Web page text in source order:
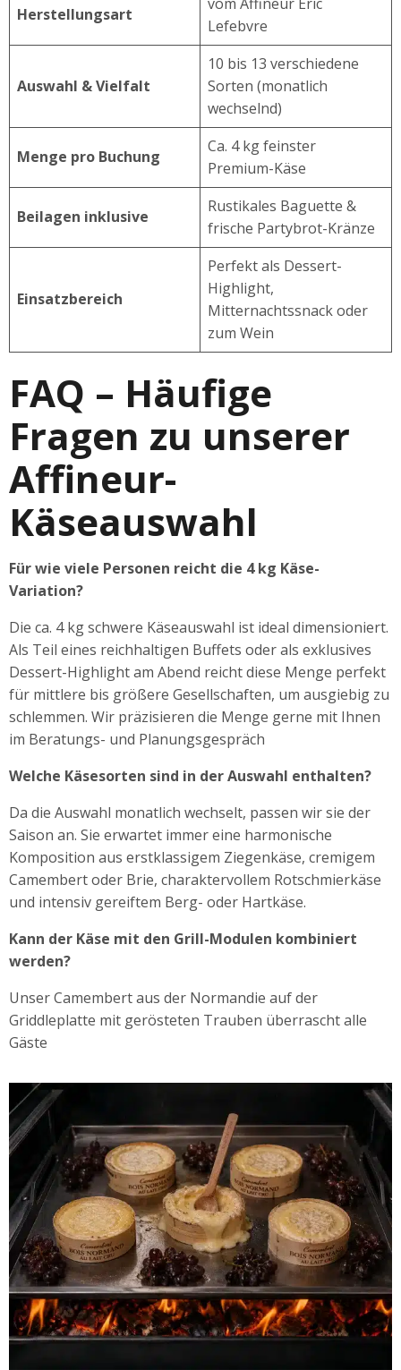
Herstellungsart
Lefebvre
Auswahl & Vielfalt
10 bis 13 verschiedene
Sorten (monatlich
wechselnd)
Menge pro Buchung
Ca. 4 kg feinster
Premium-Käse
Beilagen inklusive
Rustikales Baguette &
frische Partybrot-Kränze
Einsatzbereich
Perfekt als Dessert-
Highlight,
Mitternachtssnack oder
zum Wein
FAQ – Häufige
Fragen zu unserer
Affineur-
Käseauswahl
Für wie viele Personen reicht die 4 kg Käse-
Variation?
Die ca. 4 kg schwere Käseauswahl ist ideal dimensioniert.
Als Teil eines reichhaltigen Buffets oder als exklusives
Dessert-Highlight am Abend reicht diese Menge perfekt
für mittlere bis größere Gesellschaften, um ausgiebig zu
schlemmen. Wir präzisieren die Menge gerne mit Ihnen
im Beratungs- und Planungsgespräch
Welche Käsesorten sind in der Auswahl enthalten?
Da die Auswahl monatlich wechselt, passen wir sie der
Saison an. Sie erwartet immer eine harmonische
Komposition aus erstklassigem Ziegenkäse, cremigem
Camembert oder Brie, charaktervollem Rotschmierkäse
und intensiv gereiftem Berg- oder Hartkäse.
Kann der Käse mit den Grill-Modulen kombiniert
werden?
Unser Camembert aus der Normandie auf der
Griddleplatte mit gerösteten Trauben überrascht alle
Gäste